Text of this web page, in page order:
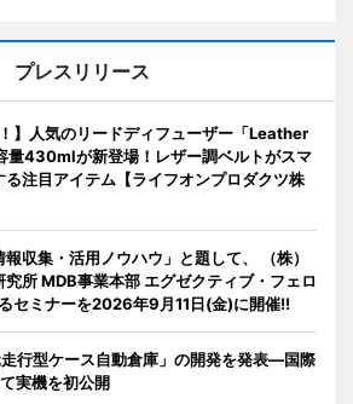
プレスリリース
！】人気のリードディフューザー「Leather
430mlが新登場！レザー調ベルトがスマ
る注目アイテム【ライフオンプロダクツ株
報収集・活用ノウハウ」と題して、 （株）
究所 MDB事業本部 エグゼクティブ・フェロ
セミナーを2026年9月11日(金)に開催!!
行型ケース自動倉庫」の開発を発表―国際
実機を初公開